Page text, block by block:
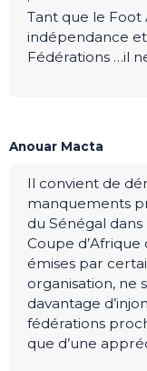
Tant que le Foot
indépendance
Fédérations …il
Anouar Macta
Il convient de
manquements
du Sénégal
Coupe d’Afrique
émises par
organisation, ne
davantage
fédérations
que d’une